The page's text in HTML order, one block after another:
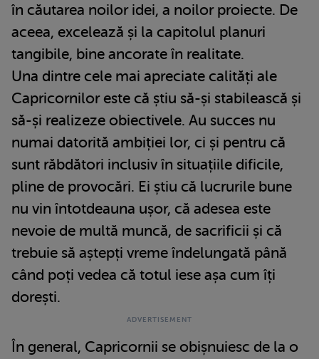
în căutarea noilor idei, a noilor proiecte. De
aceea, excelează și la capitolul planuri
tangibile, bine ancorate în realitate.
Una dintre cele mai apreciate calități ale
Capricornilor este că știu să-și stabilească și
să-și realizeze obiectivele. Au succes nu
numai datorită ambiției lor, ci și pentru că
sunt răbdători inclusiv în situațiile dificile,
pline de provocări. Ei știu că lucrurile bune
nu vin întotdeauna ușor, că adesea este
nevoie de multă muncă, de sacrificii și că
trebuie să aștepți vreme îndelungată până
când poți vedea că totul iese așa cum îți
dorești.
În general, Capricornii se obișnuiesc de la o